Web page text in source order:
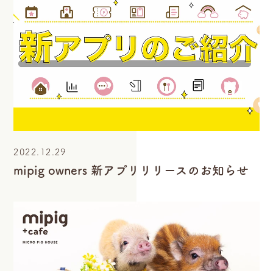
2022.12.29
mipig owners 新アプリリリースのお知らせ